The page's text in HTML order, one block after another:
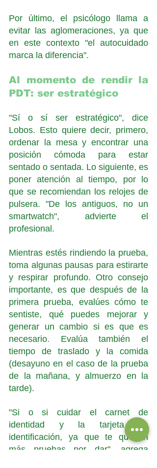
Por último, el psicólogo llama a
evitar las aglomeraciones, ya que
en este contexto "el autocuidado
marca la diferencia".
Al momento de rendir la
PDT: ser estratégico
"Sí o sí ser estratégico", dice
Lobos. Esto quiere decir, primero,
ordenar la mesa y encontrar una
posición cómoda para estar
sentado o sentada. Lo siguiente, es
poner atención al tiempo, por lo
que se recomiendan los relojes de
pulsera. "De los antiguos, no un
smartwatch", advierte el
profesional.
Mientras estés rindiendo la prueba,
toma algunas pausas para estirarte
y respirar profundo. Otro consejo
importante, es que después de la
primera prueba, evalúes cómo te
sentiste, qué puedes mejorar y
generar un cambio si es que es
necesario. Evalúa también el
tiempo de traslado y la comida
(desayuno en el caso de la prueba
de la mañana, y almuerzo en la
tarde).
"Si o si cuidar el carnet de
identidad y la tarjeta de
identificación, ya que te quedan
más pruebas por dar", agrega